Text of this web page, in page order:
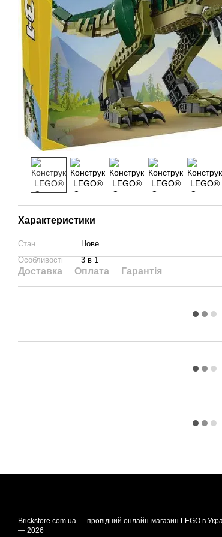
Характеристики
Стан
Нове
Особливості
3 в 1
Доставка Оплата Гарантія
Brickstore.com.ua — провідний онлайн-магазин LEGO в
— 2026